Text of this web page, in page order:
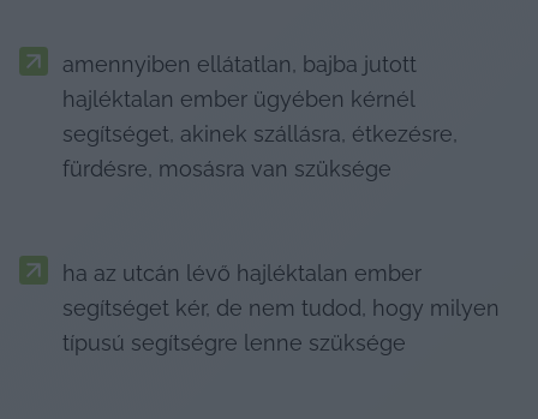
amennyiben ellátatlan, bajba jutott
hajléktalan ember ügyében kérnél
segítséget, akinek szállásra, étkezésre,
fürdésre, mosásra van szüksége
ha az utcán lévő hajléktalan ember
segítséget kér, de nem tudod, hogy milyen
típusú segítségre lenne szüksége